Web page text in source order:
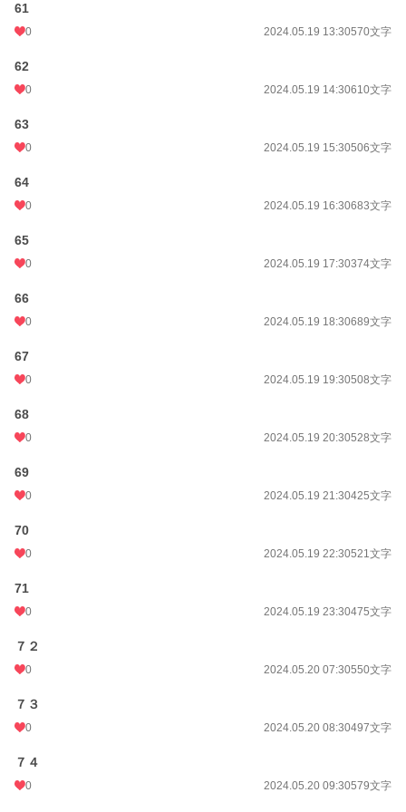
61
0 2024.05.19 13:30570文字
62
0 2024.05.19 14:30610文字
63
0 2024.05.19 15:30506文字
64
0 2024.05.19 16:30683文字
65
0 2024.05.19 17:30374文字
66
0 2024.05.19 18:30689文字
67
0 2024.05.19 19:30508文字
68
0 2024.05.19 20:30528文字
69
0 2024.05.19 21:30425文字
70
0 2024.05.19 22:30521文字
71
0 2024.05.19 23:30475文字
７２
0 2024.05.20 07:30550文字
７３
0 2024.05.20 08:30497文字
７４
0 2024.05.20 09:30579文字